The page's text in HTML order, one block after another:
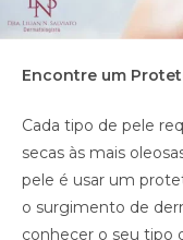
Encontre um
Cada tipo de pele
secas às mais
pele é usar um
o surgimento de
conhecer o seu tipo